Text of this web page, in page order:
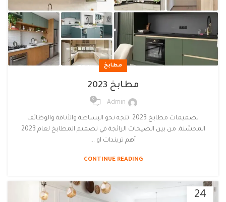
مطابخ
مطابخ 2023
Admin
0
تصميمات مطابخ 2023 تتجه نحو البساطة والأناقة والوظائف
المحسّنة. من بين الصيحات الرائجة في تصميم المطابخ لعام 2023
أهم تريندات او ...
CONTINUE READING
24